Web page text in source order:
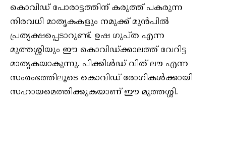
കൊവിഡ് പോരാട്ടത്തിന് കരുത്ത് പകരുന്ന
നിരവധി മാതൃകകളും നമുക്ക് മുന്‍പില്‍
പ്രത്യക്ഷപ്പെടാറുണ്ട്. ഉഷ ഗുപ്ത എന്ന
മുത്തശ്ശിയും ഈ കൊവിഡ്ക്കാലത്ത് വേറിട്ട
മാതൃകയാകുന്നു. പിക്കിള്‍ഡ് വിത് ലൗ എന്ന
സംരംഭത്തിലൂടെ കൊവിഡ് രോഗികള്‍ക്കായി
സഹായമെത്തിക്കുകയാണ് ഈ മുത്തശ്ശി.